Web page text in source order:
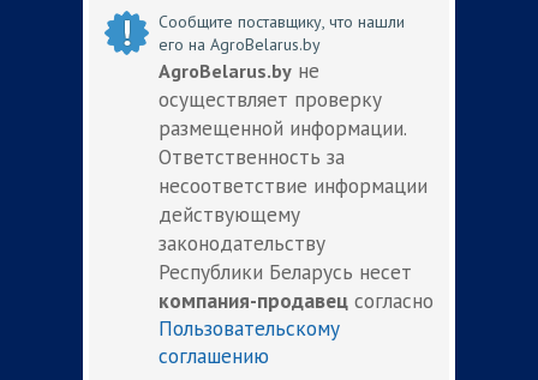
Сообщите поставщику, что нашли
его на AgroBelarus.by
AgroBelarus.by не
осуществляет проверку
размещенной информации.
Ответственность за
несоответствие информации
действующему
законодательству
Республики Беларусь несет
компания-продавец согласно
Пользовательскому
соглашению